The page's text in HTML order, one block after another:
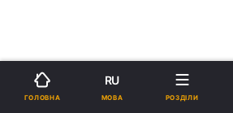
ГОЛОВНА
RU
МОВА РОЗДІЛИ